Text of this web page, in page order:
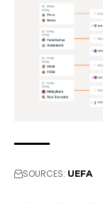
SOURCES: UEFA